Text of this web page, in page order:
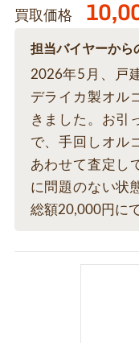
買取価格
担当バイヤーから
2026年5月、戸
デライカ製オル
きました。お引
で、手回しオル
あわせて査定し
に問題のない状
総額20,000円に